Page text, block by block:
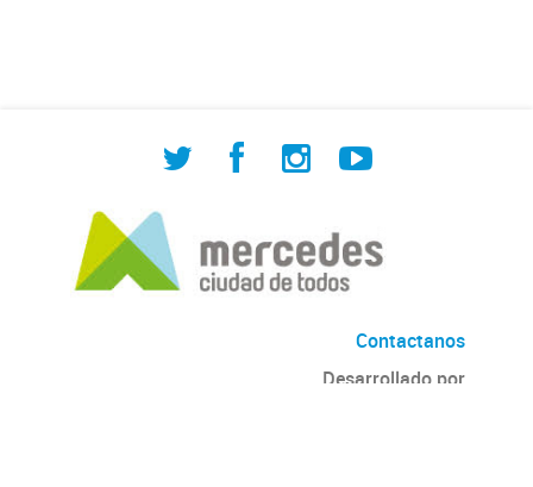
Contactanos
Desarrollado por